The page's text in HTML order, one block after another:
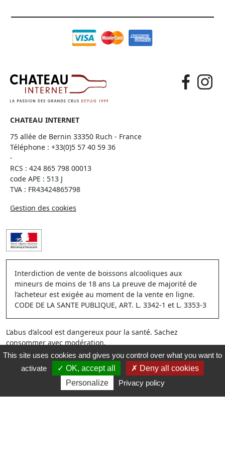
CHATEAU INTERNET
75 allée de Bernin 33350 Ruch - France
Téléphone : +33(0)5 57 40 59 36
-
RCS : 424 865 798 00013
code APE : 513 J
TVA : FR43424865798
Gestion des cookies
Interdiction de vente de boissons alcooliques aux
mineurs de moins de 18 ans La preuve de majorité de
l’acheteur est exigée au moment de la vente en ligne.
CODE DE LA SANTE PUBLIQUE, ART. L. 3342-1 et L. 3353-3
L’abus d’alcool est dangereux pour la santé. Sachez
consommer avec modération.
This site uses cookies and gives you control over what you want to
activate
OK, accept all
Deny all cookies
Personalize
Privacy policy